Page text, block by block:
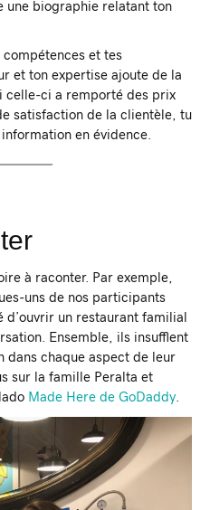
une biographie relatant ton
compétences et tes
et ton expertise ajoute de la
celle-ci a remporté des prix
satisfaction de la clientèle, tu
en évidence.
à raconter. Par exemple,
uns de nos participants
d’ouvrir un restaurant familial
Ensemble, ils insufflent
dans chaque aspect de leur
sur la famille Peralta et
Made Here de GoDaddy